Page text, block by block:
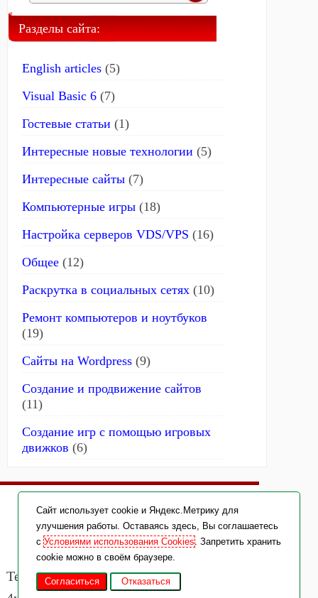
Разделы сайта:
English articles(5)
Visual Basic 6(7)
Гостевые статьи (1)
Интересные новые технологии (5)
Интересные сайты(7)
Компьютерные игры(18)
Настройка серверов VDS/VPS (16)
Общее(12)
Раскрутка в социальных сетях(10)
Ремонт компьютеров и ноутбуков
(19)
Сайты на Wordpress(9)
Создание и продвижение сайтов
(11)
Создание игр с помощью игровых
движков (6)
Disc C. Блог о компьютерах и интернет-
технологиях © 2026 г.
Техническая информация:
Cайт использует cookie и Яндекс.Метрику для
улучшения работы. Оставаясь здесь, Вы соглашаетесь
сУсловиями использования Cookies. Запретить хранить
cookie можно в своём браузере.
Согласиться Отказаться